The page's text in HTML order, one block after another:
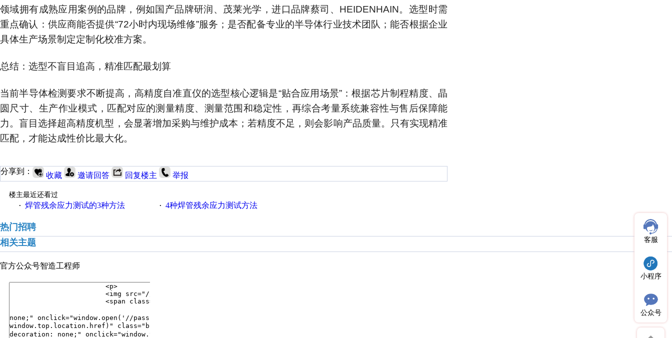
领域拥有成熟应用案例的品牌，例如国产品牌研润、茂莱光学，进口品牌蔡司、HEIDENHAIN。选型时需
重点确认：供应商能否提供“72小时内现场维修”服务；是否配备专业的半导体行业技术团队；能否根据企业
具体生产场景制定定制化校准方案。
总结：选型不盲目追高，精准匹配最划算
当前半导体检测要求不断提高，高精度自准直仪的选型核心逻辑是“贴合应用场景”：根据芯片制程精度、晶
圆尺寸、生产作业模式，匹配对应的测量精度、测量范围和稳定性，再综合考量系统兼容性与售后保障能
力。盲目选择超高精度机型，会显著增加采购与维护成本；若精度不足，则会影响产品质量。只有实现精准
匹配，才能达成性价比最大化。
分享到： 收藏 邀请回答 回复楼主 举报
楼主最近还看过
· 焊管残余应力测试的3种方法 · 4种焊管残余应力测试方法
热门招聘
相关主题
官方公众号智造工程师
客服
小程序
公众号